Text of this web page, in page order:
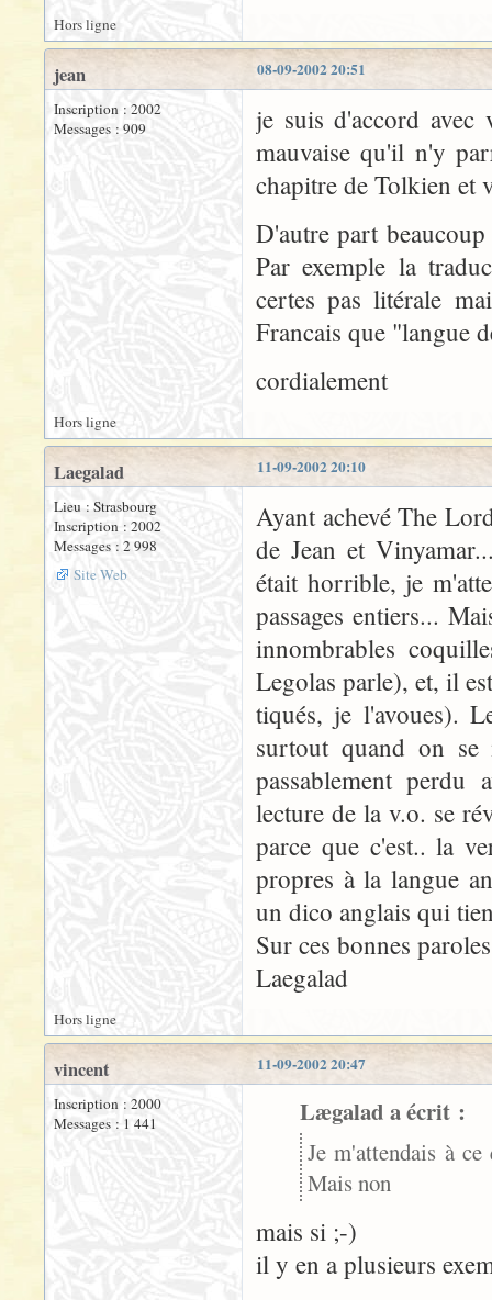
Hors ligne
08-09-2002 20:51
jean
Inscription : 2002
Messages : 909
je suis d'accord
mauvaise qu'il n'y
chapitre de Tolkien et
D'autre part
Par exemple la
certes pas litérale
Francais que "langue
cordialement
Hors ligne
11-09-2002 20:10
Laegalad
Lieu : Strasbourg
Inscription : 2002
Messages : 2 998
Site Web
Ayant achevé The
de Jean et
était horrible, je
passages entiers...
innombrables
Legolas parle), et, il
tiqués, je l'avoues).
surtout quand on
passablement perdu
lecture de la v.o. se
parce que c'est.. la
propres à la langue
un dico anglais qui
Sur ces bonnes
Laegalad
Hors ligne
11-09-2002 20:47
vincent
Inscription : 2000
Messages : 1 441
Lægalad a écrit :
Je m'attendais à
Mais non
mais si ;-)
il y en a plusieurs